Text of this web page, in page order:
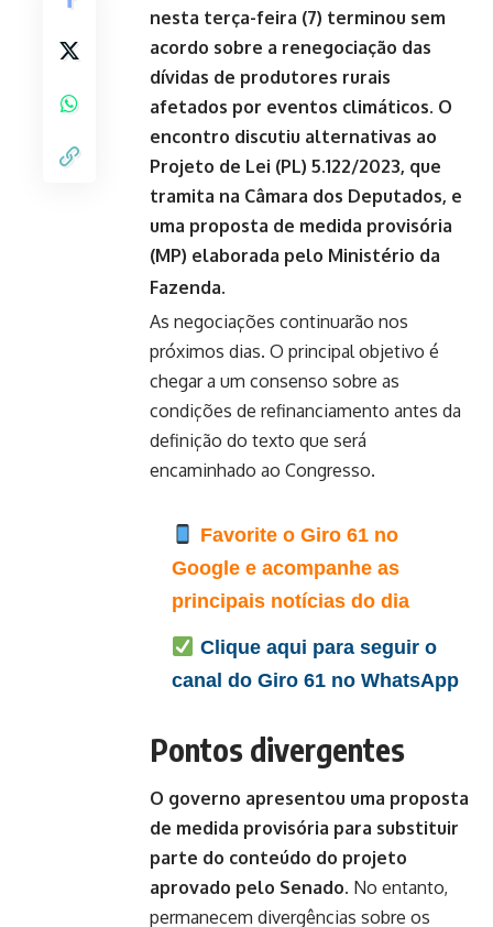
nesta terça-feira (7) terminou sem
acordo sobre a renegociação das
dívidas de produtores rurais
afetados por eventos climáticos. O
encontro discutiu alternativas ao
Projeto de Lei (PL) 5.122/2023, que
tramita na Câmara dos Deputados, e
uma proposta de medida provisória
(MP) elaborada pelo Ministério da
Fazenda.
As negociações continuarão nos
próximos dias. O principal objetivo é
chegar a um consenso sobre as
condições de refinanciamento antes da
definição do texto que será
encaminhado ao Congresso.
Favorite o Giro 61 no
Google e acompanhe as
principais notícias do dia
Clique aqui para seguir o
canal do Giro 61 no WhatsApp
Pontos divergentes
O governo apresentou uma proposta
de medida provisória para substituir
parte do conteúdo do projeto
aprovado pelo Senado. No entanto,
permanecem divergências sobre os